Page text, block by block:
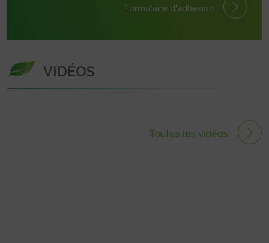
Formulaire d'adhésion
VIDÉOS
Toutes les vidéos